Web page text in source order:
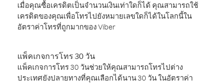
เมื่อคุณซื้อเครดิตเป็นจำนวนเงินเท่าใดก็ได้ คุณสามารถใช้
เครดิตของคุณเพื่อโทรไปยังหมายเลขใดก็ได้ในโลกนี้ใน
อัตราค่าโทรที่ถูกมากของ Viber
แพ็คเกจการโทร 30 วัน
แพ็คเกจการโทร 30 วันช่วยให้คุณสามารถโทรไปต่าง
ประเทศยังปลายทางที่คุณเลือกได้นาน 30 วัน ในอัตราค่า